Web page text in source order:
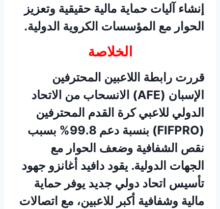
إنشاء آليات حماية مالية حقيقية وتعزيز
الحوار مع المؤسسات الكروية الدولية.
الخلاصة
قررت رابطة اللاعبين المحترفين
الإسبان (AFE) الانسحاب من الاتحاد
الدولي للاعبي كرة القدم المحترفين
(FIFPRO) بنسبة دعم 99.8% بسبب
نقص الشفافية وضعف الحوار مع
الجهات الدولية. يقود دافيد أغانزو جهود
تأسيس اتحاد دولي جديد يوفر حماية
مالية وشفافية أكبر للاعبين، مع اتصالات